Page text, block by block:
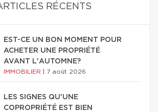
RÉCENTS
EST-CE UN BON MOMENT POUR
ACHETER UNE PROPRIÉTÉ
AVANT L'AUTOMNE?
IMMOBILIER 7 août 2026
LES SIGNES QU'UNE
COPROPRIÉTÉ EST BIEN